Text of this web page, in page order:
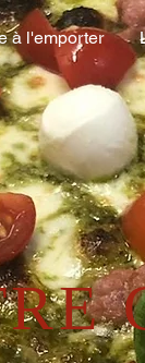
à l'emporter